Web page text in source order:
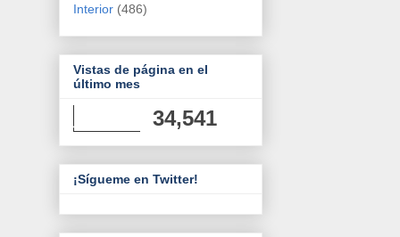
Interior (486)
Vistas de página en el
último mes
34,541
¡Sígueme en Twitter!